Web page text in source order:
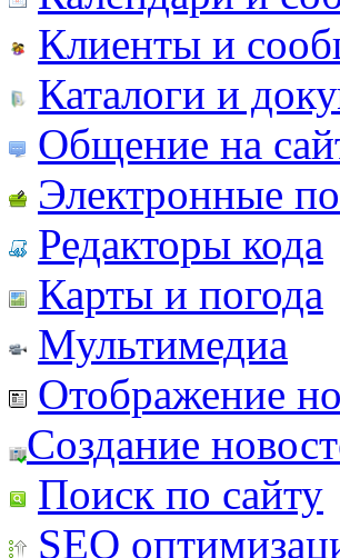
Клиенты и
Каталоги и
Общение на
Электронные
Редакторы кода
Карты и погода
Мультимедиа
Отображение
Создание
Поиск по сайту
SEO